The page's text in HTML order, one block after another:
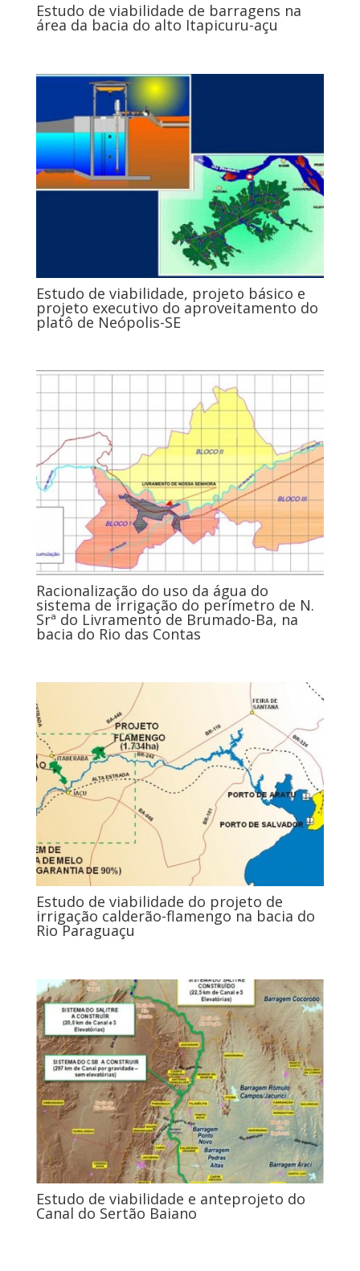
Estudo de viabilidade de barragens na
área da bacia do alto Itapicuru-açu
Estudo de viabilidade, projeto básico e
projeto executivo do aproveitamento do
platô de Neópolis-SE
Racionalização do uso da água do
sistema de irrigação do perímetro de N.
Srª do Livramento de Brumado-Ba, na
bacia do Rio das Contas
Estudo de viabilidade do projeto de
irrigação calderão-flamengo na bacia do
Rio Paraguaçu
Estudo de viabilidade e anteprojeto do
Canal do Sertão Baiano